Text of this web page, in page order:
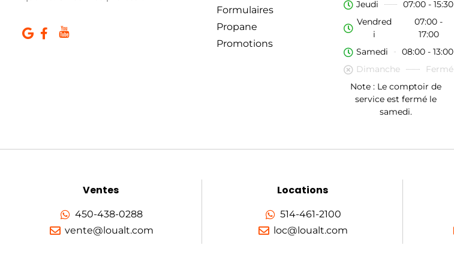
Formulaires
Propane
Promotions
Jeudi
07:00 - 15:30
Vendred
i
07:00 -
17:00
Samedi
08:00 - 13:00
Dimanche
Fermé
Note : Le comptoir de
service est fermé le
samedi.
Ventes
450-438-0288
vente@loualt.com
Locations
514-461-2100
loc@loualt.com